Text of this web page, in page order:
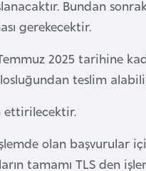
Bundan
gerekecektir.
2025 tarihine
teslim
ettirilecektir.
olan başvurular
tamamı TLS den